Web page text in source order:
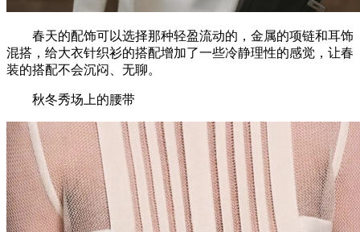
春天的配饰可以选择那种轻盈流动的，金属的项链和耳饰
混搭，给大衣针织衫的搭配增加了一些冷静理性的感觉，让春
装的搭配不会沉闷、无聊。
秋冬秀场上的腰带